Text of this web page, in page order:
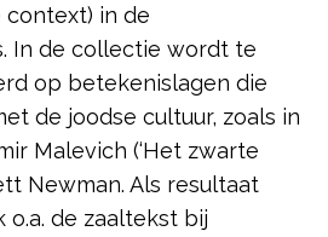
in de
In de collectie wordt te
op betekenislagen die
de joodse cultuur, zoals in
Malevich (‘Het zwarte
Newman. Als resultaat
de zaaltekst bij